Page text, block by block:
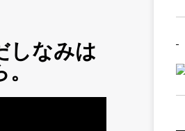
しなみは
。